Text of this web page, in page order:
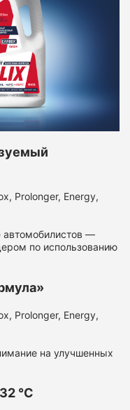
Prolonger, Energy,
автомобилистов —
по использованию
Prolonger, Energy,
на улучшенных
°C